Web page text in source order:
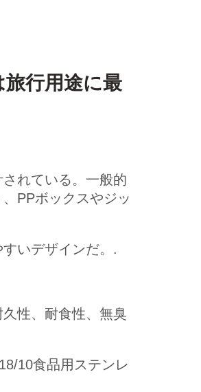
行用途に最
れている。一般的
PPボックスやジッ
いデザインだ。.
性、耐食性、無臭
10食品用ステンレ